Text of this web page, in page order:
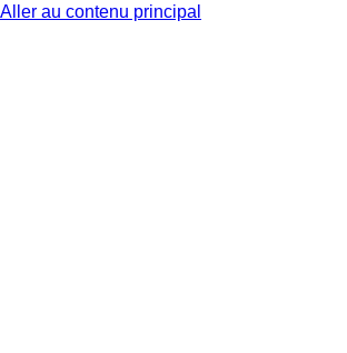
Aller au contenu principal